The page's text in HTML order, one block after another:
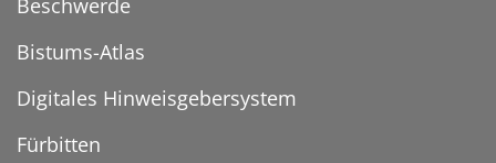
Beschwerde
Bistums-Atlas
Digitales Hinweisgebersystem
Fürbitten